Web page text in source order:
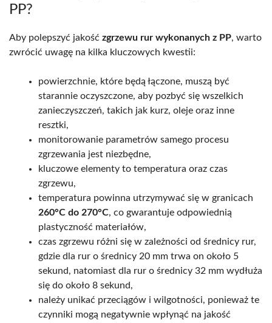
PP?
Aby polepszyć jakość zgrzewu rur wykonanych z PP, warto
zwrócić uwagę na kilka kluczowych kwestii:
powierzchnie, które będą łączone, muszą być
starannie oczyszczone, aby pozbyć się wszelkich
zanieczyszczeń, takich jak kurz, oleje oraz inne
resztki,
monitorowanie parametrów samego procesu
zgrzewania jest niezbędne,
kluczowe elementy to temperatura oraz czas
zgrzewu,
temperatura powinna utrzymywać się w granicach
260°C do 270°C, co gwarantuje odpowiednią
plastyczność materiałów,
czas zgrzewu różni się w zależności od średnicy rur,
gdzie dla rur o średnicy 20 mm trwa on około 5
sekund, natomiast dla rur o średnicy 32 mm wydłuża
się do około 8 sekund,
należy unikać przeciągów i wilgotności, ponieważ te
czynniki mogą negatywnie wpłynąć na jakość